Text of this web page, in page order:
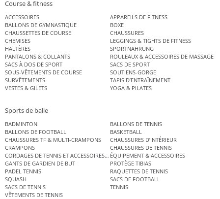
Course & fitness
ACCESSOIRES
APPAREILS DE FITNESS
BALLONS DE GYMNASTIQUE
BOXE
CHAUSSETTES DE COURSE
CHAUSSURES
CHEMISES
LEGGINGS & TIGHTS DE FITNESS
HALTÈRES
SPORTNAHRUNG
PANTALONS & COLLANTS
ROULEAUX & ACCESSOIRES DE MASSAGE
SACS À DOS DE SPORT
SACS DE SPORT
SOUS-VÊTEMENTS DE COURSE
SOUTIENS-GORGE
SURVÊTEMENTS
TAPIS D’ENTRAÎNEMENT
VESTES & GILETS
YOGA & PILATES
Sports de balle
BADMINTON
BALLONS DE TENNIS
BALLONS DE FOOTBALL
BASKETBALL
CHAUSSURES TF & MULTI-CRAMPONS
CHAUSSURES D’INTÉRIEUR
CRAMPONS
CHAUSSURES DE TENNIS
CORDAGES DE TENNIS ET ACCESSOIRES DE TENNISÉQUIPEMENT & ACCESSOIRES
GANTS DE GARDIEN DE BUT
PROTÈGE TIBIAS
PADEL TENNIS
RAQUETTES DE TENNIS
SQUASH
SACS DE FOOTBALL
SACS DE TENNIS
TENNIS
VÊTEMENTS DE TENNIS